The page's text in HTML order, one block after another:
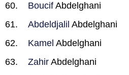
Boucif Abdelghani
Abdeldjalil Abdelghani
Kamel Abdelghani
Zahir Abdelghani